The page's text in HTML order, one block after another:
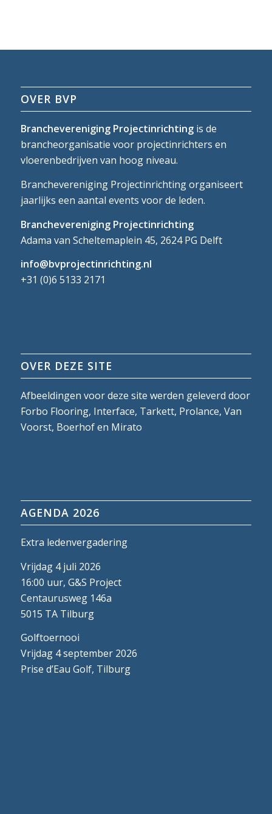
OVER BVP
Branchevereniging Projectinrichtingis de
brancheorganisatie voor projectinrichters en
vloerenbedrijven van hoog niveau.
Branchevereniging Projectinrichting organiseert
jaarlijks een aantal events voor de leden.
Branchevereniging Projectinrichting
Adama van Scheltemaplein 45, 2624 PG Delft
info@bvprojectinrichting.nl
+31 (0)6 5133 2171
OVER DEZE SITE
Afbeeldingen voor deze site werden geleverd door
Forbo Flooring, Interface, Tarkett, Prolance, Van
Voorst, Boerhof en Mirato
AGENDA 2026
Extra ledenvergadering
Vrijdag 4 juli 2026
16:00 uur, G&S Project
Centaurusweg 146a
5015 TA Tilburg
Golftoernooi
Vrijdag 4 september 2026
Prise d’Eau Golf, Tilburg